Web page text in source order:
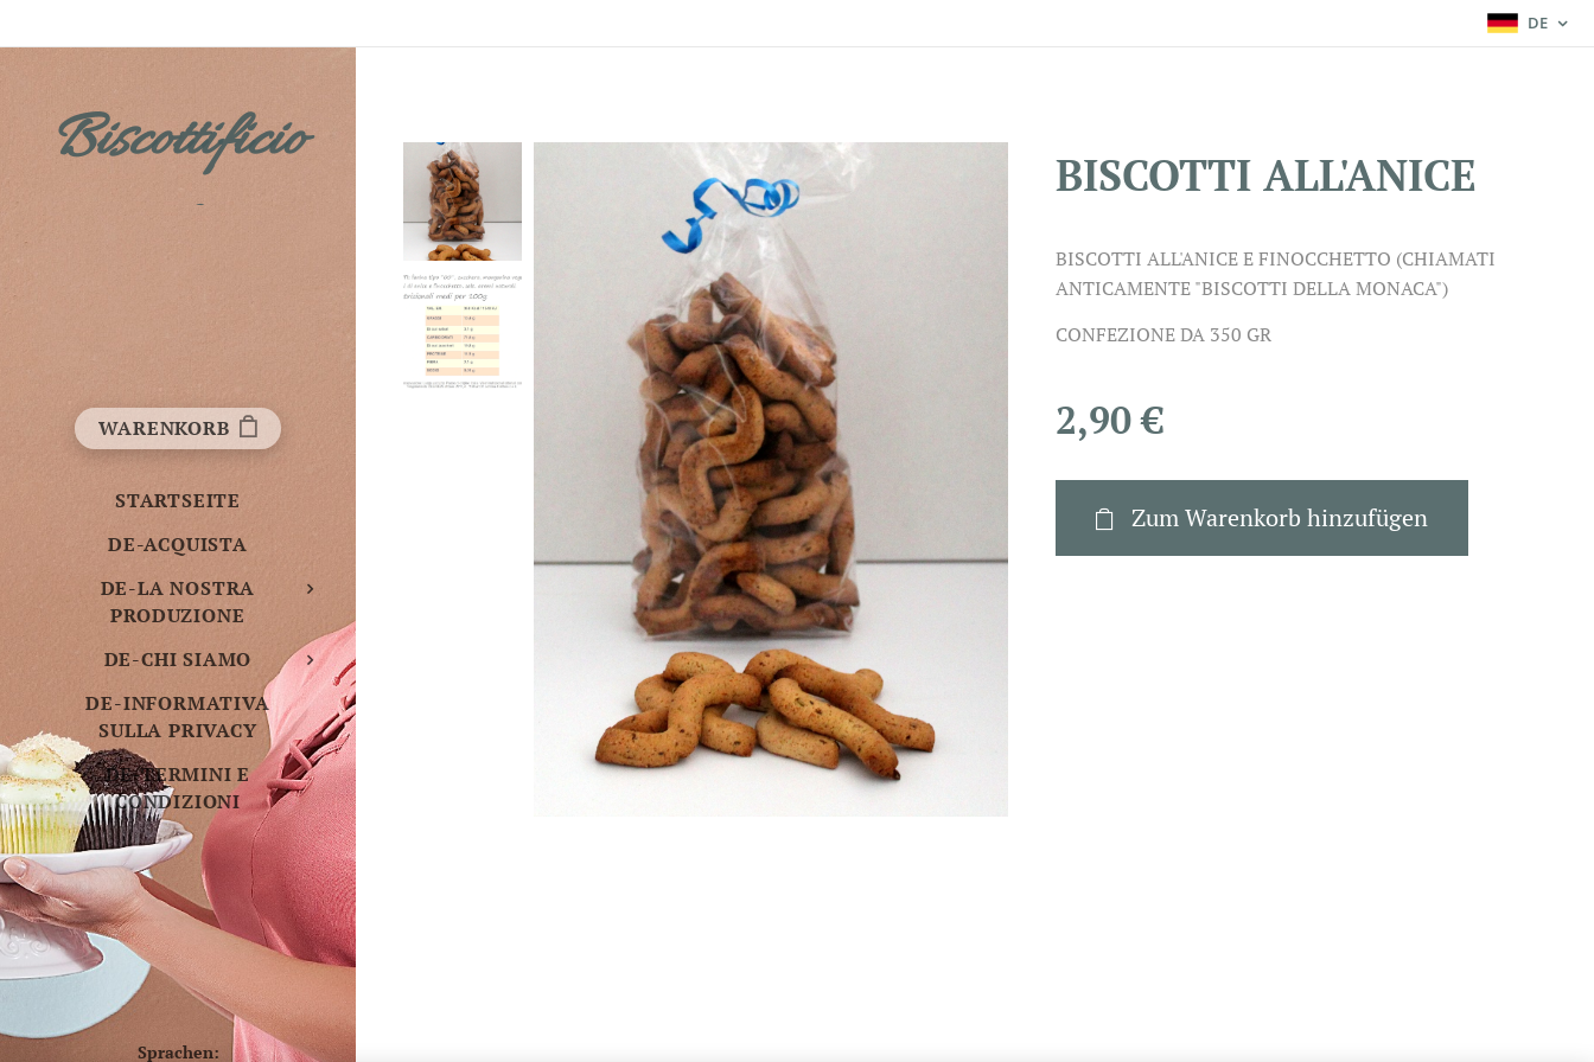
DE
Biscottificio
Fichera
WARENKORB
STARTSEITE
DE-ACQUISTA
DE-LA NOSTRA
PRODUZIONE
DE-CHI SIAMO
DE-INFORMATIVA
SULLA PRIVACY
DE-TERMINI E
CONDIZIONI
BISCOTTI ALL'ANICE
BISCOTTI ALL'ANICE E FINOCCHETTO (CHIAMATI
ANTICAMENTE "BISCOTTI DELLA MONACA")
CONFEZIONE DA 350 GR
2,90€
Zum Warenkorb hinzufügen
Sprachen